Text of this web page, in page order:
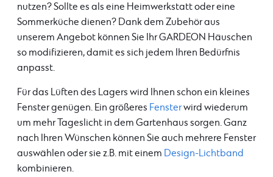
nutzen? Sollte es als eine Heimwerkstatt oder eine
Sommerküche dienen? Dank dem Zubehör aus
unserem Angebot können Sie Ihr GARDEON Häuschen
so modifizieren, damit es sich jedem Ihren Bedürfnis
anpasst.
Für das Lüften des Lagers wird Ihnen schon ein kleines
Fenster genügen. Ein größeres Fensterwird wiederum
um mehr Tageslicht in dem Gartenhaus sorgen. Ganz
nach Ihren Wünschen können Sie auch mehrere Fenster
auswählen oder sie z.B. mit einem Design-Lichtband
kombinieren.